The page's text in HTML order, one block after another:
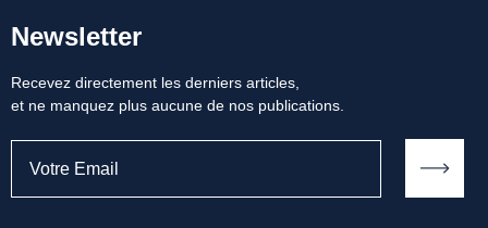
Newsletter
Recevez directement les derniers articles,
et ne manquez plus aucune de nos publications.